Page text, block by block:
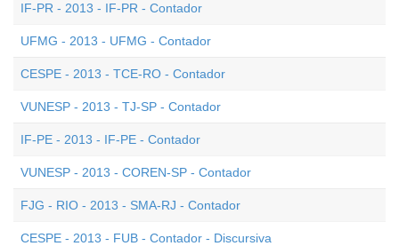
IF-PR - 2013 - IF-PR - Contador
UFMG - 2013 - UFMG - Contador
CESPE - 2013 - TCE-RO - Contador
VUNESP - 2013 - TJ-SP - Contador
IF-PE - 2013 - IF-PE - Contador
VUNESP - 2013 - COREN-SP - Contador
FJG - RIO - 2013 - SMA-RJ - Contador
CESPE - 2013 - FUB - Contador - Discursiva